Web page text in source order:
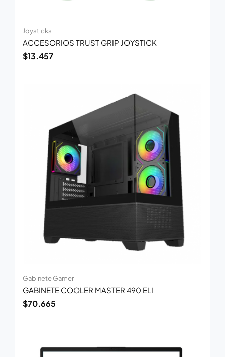
Joysticks
ACCESORIOS TRUST GRIP JOYSTICK
$13.457
Gabinete Gamer
GABINETE COOLER MASTER 490 ELI
$70.665